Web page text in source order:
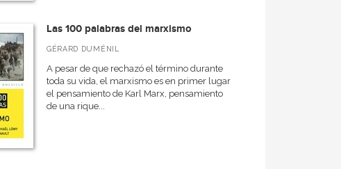
Las 100 palabras del marxismo
GÉRARD DUMÉNIL
A pesar de que rechazó el término durante
toda su vida, el marxismo es en primer lugar
el pensamiento de Karl Marx, pensamiento
de una rique...